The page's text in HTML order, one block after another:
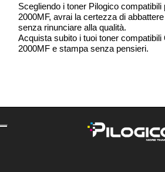
Scegliendo i toner Pilogico
2000MF, avrai la certezza di
senza rinunciare alla qualità.
Acquista subito i tuoi toner compatibili
2000MF e stampa senza pensieri.